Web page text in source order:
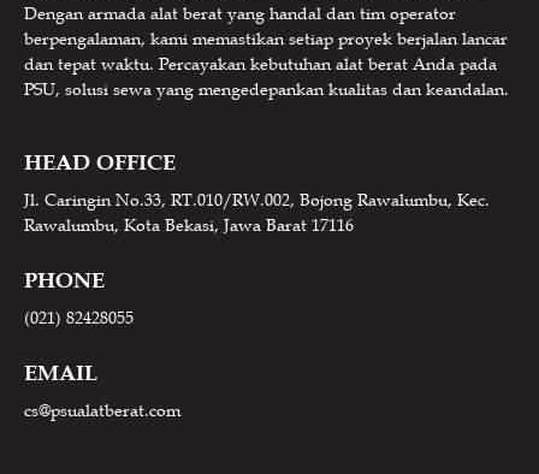
Dengan armada alat berat yang handal dan tim operator
berpengalaman, kami memastikan setiap proyek berjalan lancar
dan tepat waktu. Percayakan kebutuhan alat berat Anda pada
PSU, solusi sewa yang mengedepankan kualitas dan keandalan.
HEAD OFFICE
Jl. Caringin No.33, RT.010/RW.002, Bojong Rawalumbu, Kec.
Rawalumbu, Kota Bekasi, Jawa Barat 17116
PHONE
(021) 82428055
EMAIL
cs@psualatberat.com